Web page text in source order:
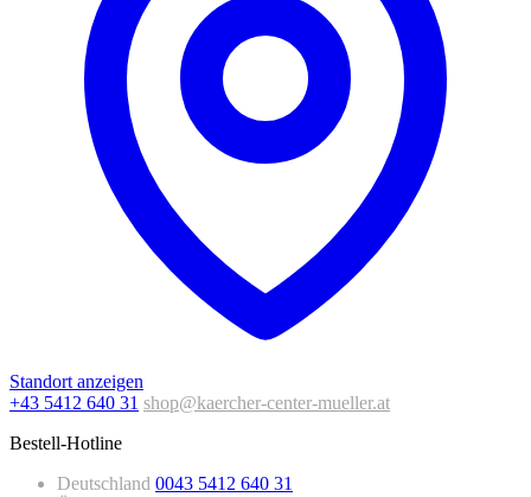
Standort anzeigen
+43 5412 640 31 shop@kaercher-center-mueller.at
Bestell-Hotline
Deutschland 0043 5412 640 31